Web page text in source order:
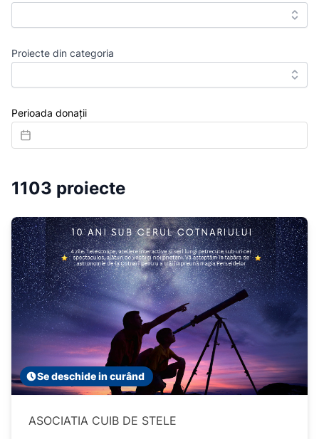
Proiecte din categoria
Perioada donații
1103 proiecte
Se deschide in curând
ASOCIATIA CUIB DE STELE